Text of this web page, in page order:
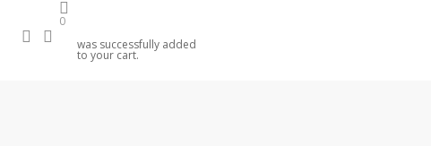
search
0
was successfully added
to your cart.